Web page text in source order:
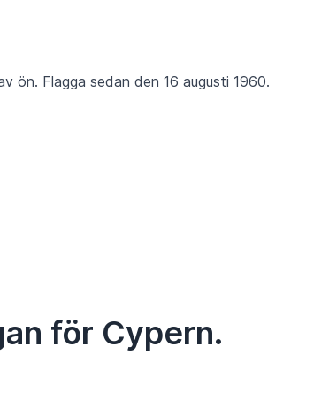
ön. Flagga sedan den 16 augusti 1960.
för Cypern.